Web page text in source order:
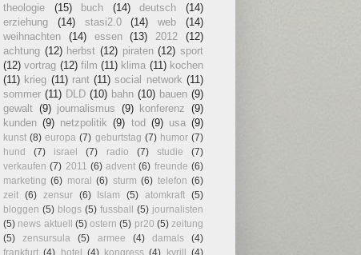
theologie
(15) buch (14) deutsch
(14)
erziehung
(14) stasi2.0 (14) web
(14)
weihnachten
(14) essen (13) 2012
(12)
achtung (12) herbst (12) piraten (12) sport
(12) vortrag (12) film (11) klima (11) kochen
(11) krieg (11) rant (11) social network (11)
sommer (11) DLD (10) bahn (10) bauen (9)
gewalt (9) journalismus (9) konferenz
(9)
kunden (9) netzpolitik (9) tod (9) usa (9)
kunst (8) europa (7) geburtstag (7) humor (7)
hund
(7) israel (7) radio (7) studie
(7)
verkaufen (7) 2011 (6) advent (6) freunde (6)
marketing (6) moral (6) sturm (6) telefon (6)
zeit
(6) zensur (6) Islam (5) atomkraft
(5)
bloggen (5) blogs (5) fussball (5) journalisten
(5) news aktuell (5) ostern (5) pr20 (5) zeitung
(5)
zensursula (5) armee (4) damals
(4)
frankfurt (4) hotel (4) kongress (4) kyrill (4)